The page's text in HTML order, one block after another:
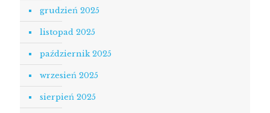
grudzień 2025
listopad 2025
październik 2025
wrzesień 2025
sierpień 2025